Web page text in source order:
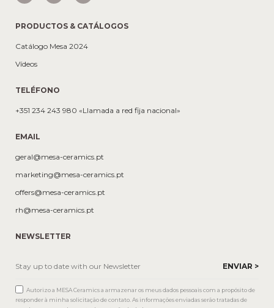
PRODUCTOS & CATÁLOGOS
Catálogo Mesa 2024
Vídeos
TELÉFONO
+351 234 243 980 «Llamada a red fija nacional»
EMAIL
geral@mesa-ceramics.pt
marketing@mesa-ceramics.pt
offers@mesa-ceramics.pt
rh@mesa-ceramics.pt
NEWSLETTER
Autorizo a MESA Ceramics a armazenar os meus dados pessoais com a propósito de
responder à minha solicitação de contato. As informações enviadas serão tratadas de